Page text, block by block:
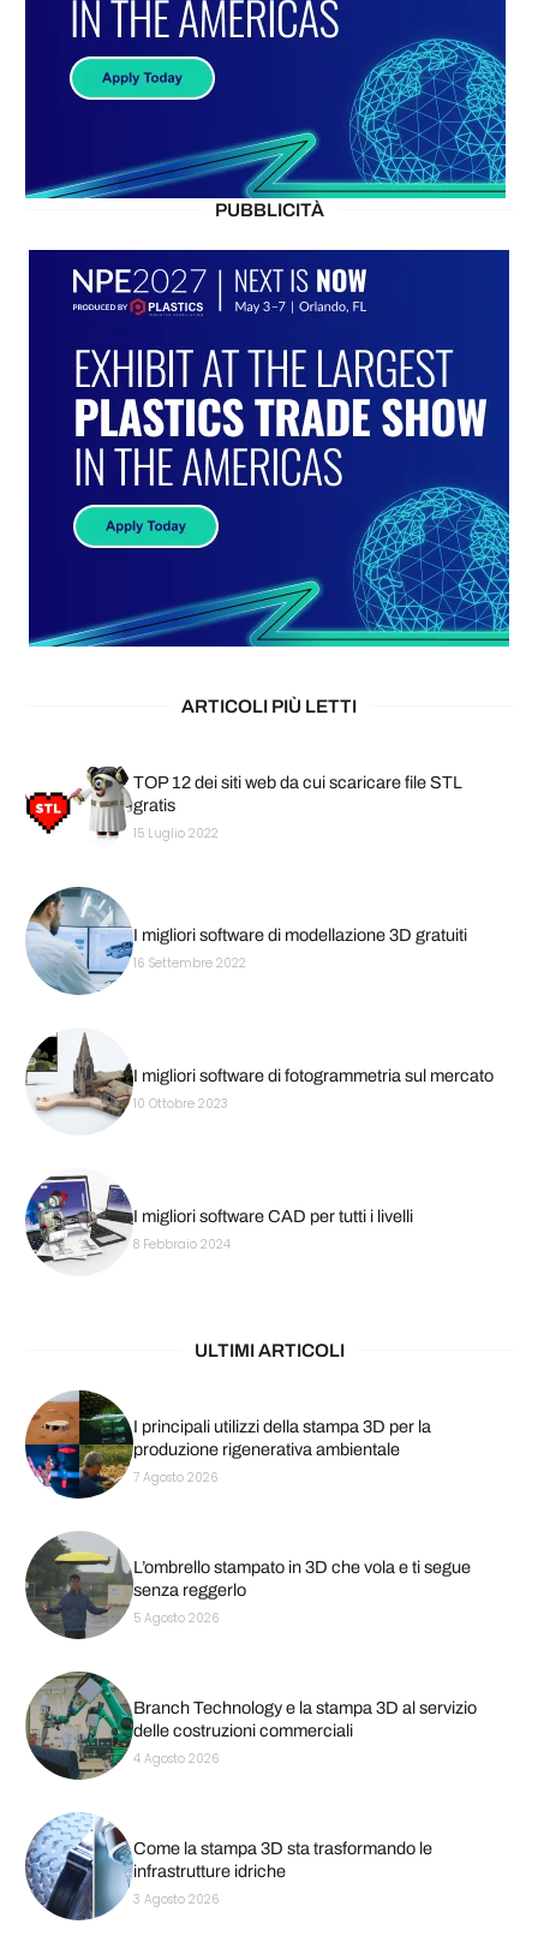
PUBBLICITÀ
ARTICOLI PIÙ LETTI
TOP 12 dei siti web da cui scaricare file STL
gratis
15 Luglio 2022
I migliori software di modellazione 3D gratuiti
16 Settembre 2022
I migliori software di fotogrammetria sul mercato
10 Ottobre 2023
I migliori software CAD per tutti i livelli
8 Febbraio 2024
ULTIMI ARTICOLI
I principali utilizzi della stampa 3D per la
produzione rigenerativa ambientale
7 Agosto 2026
L’ombrello stampato in 3D che vola e ti segue
senza reggerlo
5 Agosto 2026
Branch Technology e la stampa 3D al servizio
delle costruzioni commerciali
4 Agosto 2026
Come la stampa 3D sta trasformando le
infrastrutture idriche
3 Agosto 2026